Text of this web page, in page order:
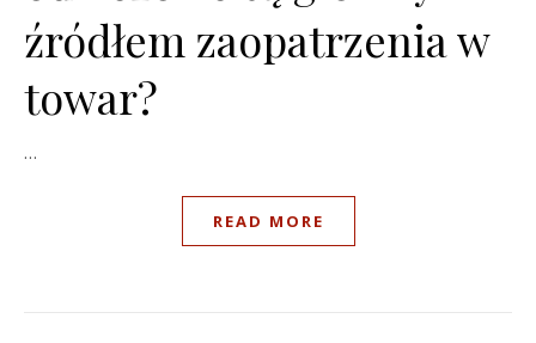
źródłem zaopatrzenia w
towar?
…
READ MORE